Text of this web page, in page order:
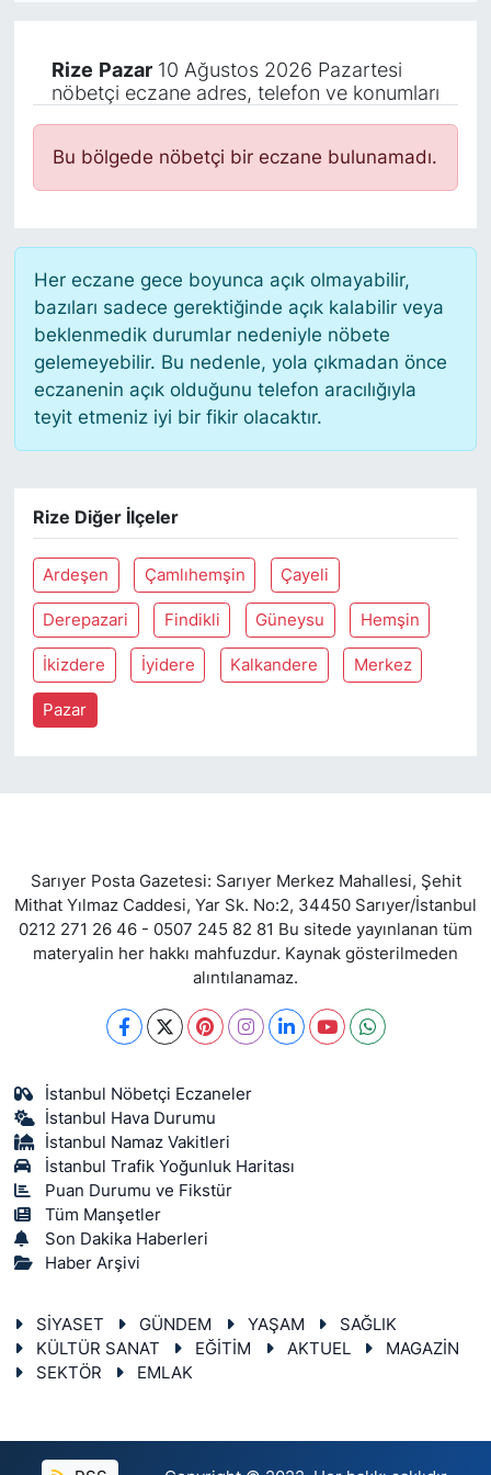
Rize Pazar10 Ağustos 2026 Pazartesi
nöbetçi eczane adres, telefon ve konumları
Bu bölgede nöbetçi bir eczane bulunamadı.
Her eczane gece boyunca açık olmayabilir,
bazıları sadece gerektiğinde açık kalabilir veya
beklenmedik durumlar nedeniyle nöbete
gelemeyebilir. Bu nedenle, yola çıkmadan önce
eczanenin açık olduğunu telefon aracılığıyla
teyit etmeniz iyi bir fikir olacaktır.
Rize Diğer İlçeler
Ardeşen Çamlıhemşin Çayeli
Derepazari Findikli Güneysu Hemşin
İkizdere İyidere Kalkandere Merkez
Pazar
Sarıyer Posta Gazetesi: Sarıyer Merkez Mahallesi, Şehit
Mithat Yılmaz Caddesi, Yar Sk. No:2, 34450 Sarıyer/İstanbul
0212 271 26 46 - 0507 245 82 81 Bu sitede yayınlanan tüm
materyalin her hakkı mahfuzdur. Kaynak gösterilmeden
alıntılanamaz.
İstanbul Nöbetçi Eczaneler
İstanbul Hava Durumu
İstanbul Namaz Vakitleri
İstanbul Trafik Yoğunluk Haritası
Puan Durumu ve Fikstür
Tüm Manşetler
Son Dakika Haberleri
Haber Arşivi
SİYASET GÜNDEM YAŞAM
SAĞLIK
KÜLTÜR SANAT
EĞİTİM AKTUEL
MAGAZİN
SEKTÖR
EMLAK
KÖŞE YAZILARI (Arşiv)
KÜLTÜR SANAT
SAĞLIK
SARIYER HABERLERİ
SARIYER İMAR BARIŞI
SİYASET
SON DAKİKA HABERİ
SPOR
TEKNOLOJİ
YAŞAM